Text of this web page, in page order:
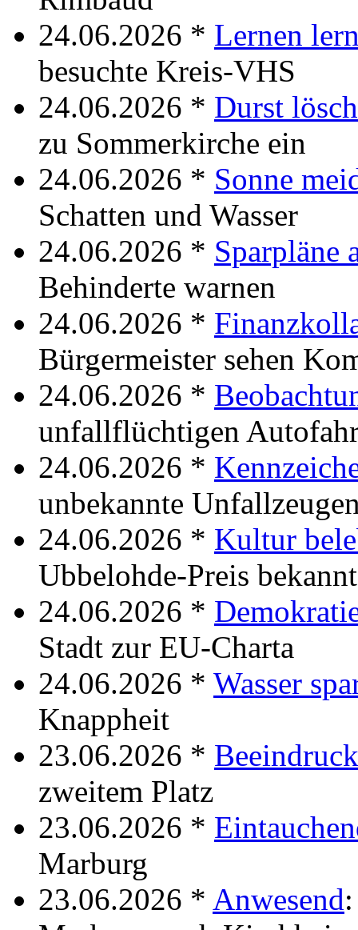
24.06.2026 * Lernen
besuchte Kreis-VHS
24.06.2026 * Durst
zu Sommerkirche ein
24.06.2026 * Sonne
Schatten und Wasser
24.06.2026 * Sparpläne
Behinderte warnen
24.06.2026 *
Bürgermeister sehen
24.06.2026 *
unfallflüchtigen
24.06.2026 *
unbekannte
24.06.2026 * Kultur
Ubbelohde-Preis
24.06.2026 *
Stadt zur EU-Charta
24.06.2026 * Wasser
Knappheit
23.06.2026 *
zweitem Platz
23.06.2026 *
Marburg
23.06.2026 * Anwesend